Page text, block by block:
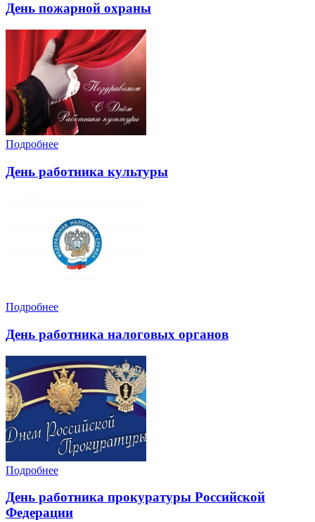
День пожарной охраны
Подробнее
День работника культуры
Подробнее
День работника налоговых органов
Подробнее
День работника прокуратуры Российской
Федерации